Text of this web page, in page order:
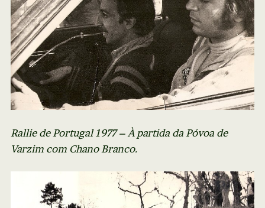
Rallie de Portugal 1977 – À partida da Póvoa de
Varzim com Chano Branco.